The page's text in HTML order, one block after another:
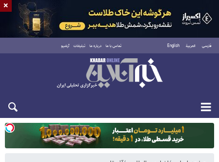
فارسی العربية English تماس با ما درباره ما تبلیغات آرشیو
یکشنبه ۱۸ مرداد ۱۴۰۵
×